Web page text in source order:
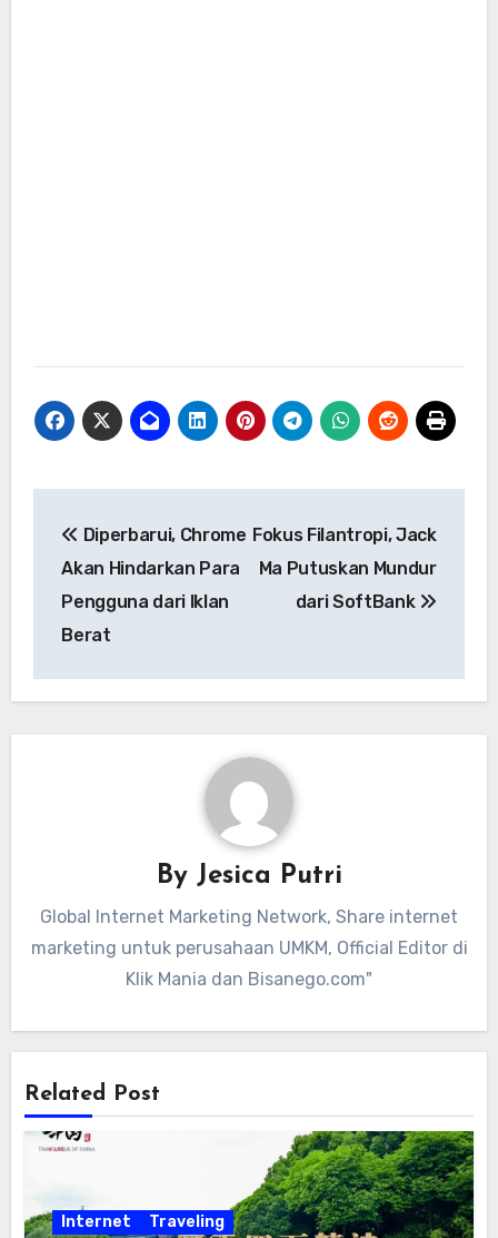
pos
Diperbarui, Chrome
Akan Hindarkan Para
Pengguna dari Iklan
Berat
Fokus Filantropi, Jack
Ma Putuskan Mundur
dari SoftBank
By Jesica Putri
Global Internet Marketing Network, Share internet
marketing untuk perusahaan UMKM, Official Editor di
Klik Mania dan Bisanego.com"
Related Post
Internet Traveling